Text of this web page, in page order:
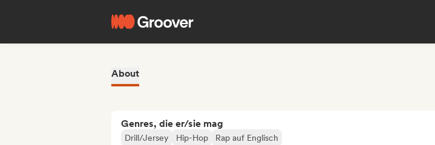
About
Genres, die er/sie mag
Drill/Jersey Hip-Hop Rap auf Englisch